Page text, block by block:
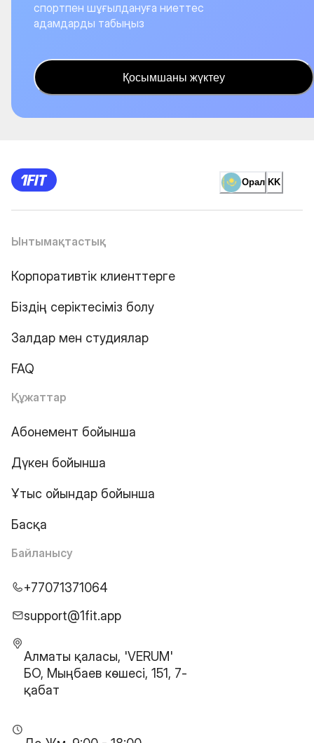
спортпен шұғылдануға ниеттес
адамдарды табыңыз
Қосымшаны жүктеу
Орал KK
Ынтымақтастық
Корпоративтік клиенттерге
Біздің серіктесіміз болу
Залдар мен студиялар
FAQ
Құжаттар
Абонемент бойынша
Дүкен бойынша
Ұтыс ойындар бойынша
Басқа
Байланысу
+77071371064
support@1fit.app
Алматы қаласы, 'VERUM'
БО, Мыңбаев көшесі, 151, 7-
қабат